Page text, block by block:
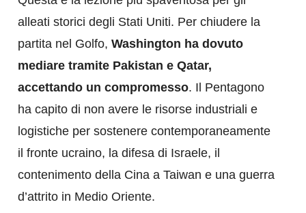
alleati storici degli Stati Uniti. Per chiudere la
partita nel Golfo, Washington ha dovuto
mediare tramite Pakistan e Qatar,
accettando un compromesso. Il Pentagono
ha capito di non avere le risorse industriali e
logistiche per sostenere contemporaneamente
il fronte ucraino, la difesa di Israele, il
contenimento della Cina a Taiwan e una guerra
d’attrito in Medio Oriente.